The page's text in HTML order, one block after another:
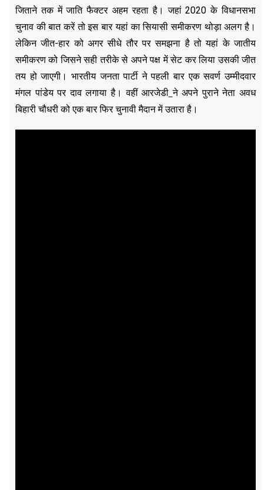
जिताने तक में जाति फैक्टर अहम रहता है। जहां 2020 के विधानसभा
चुनाव की बात करें तो इस बार यहां का सियासी समीकरण थोड़ा अलग है।
लेकिन जीत-हार को अगर सीधे तौर पर समझना है तो यहां के जातीय
समीकरण को जिसने सही तरीके से अपने पक्ष में सेट कर लिया उसकी जीत
तय हो जाएगी। भारतीय जनता पार्टी ने पहली बार एक सवर्ण उम्मीदवार
मंगल पांडेय पर दाव लगाया है। वहीं आरजेडी ने अपने पुराने नेता अवध
बिहारी चौधरी को एक बार फिर चुनावी मैदान में उतारा है।